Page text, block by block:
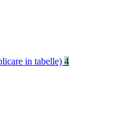
in tabelle) 4